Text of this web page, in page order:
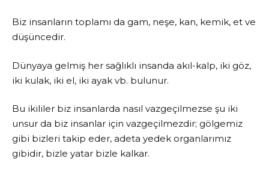
Biz insanların toplamı da gam, neşe, kan, kemik, et ve
düşüncedir.
Dünyaya gelmiş her sağlıklı insanda akıl-kalp, iki göz,
iki kulak, iki el, iki ayak vb. bulunur.
Bu ikililer biz insanlarda nasıl vazgeçilmezse şu iki
unsur da biz insanlar için vazgeçilmezdir; gölgemiz
gibi bizleri takip eder, adeta yedek organlarımız
gibidir, bizle yatar bizle kalkar.